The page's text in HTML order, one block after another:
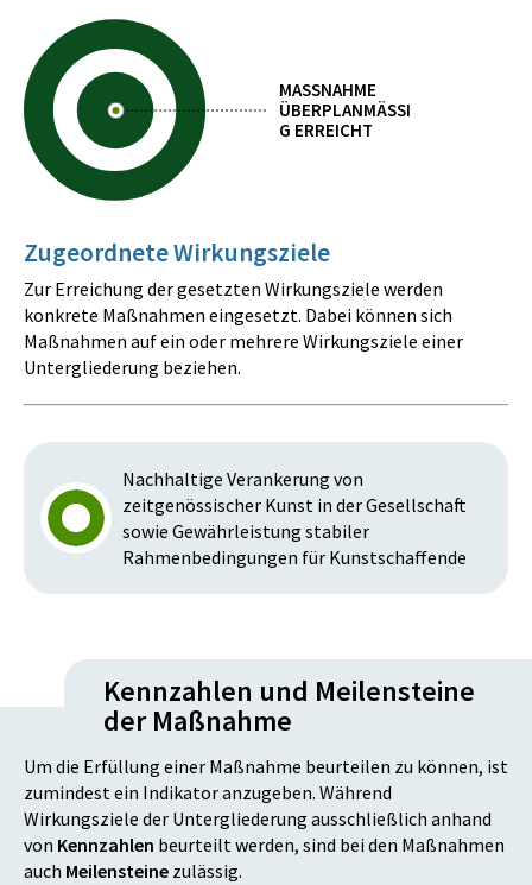
MASSNAHME
ÜBERPLANMÄSSIG
ERREICHT
Zugeordnete Wirkungsziele
Zur Erreichung der gesetzten Wirkungsziele werden
konkrete Maßnahmen eingesetzt. Dabei können sich
Maßnahmen auf ein oder mehrere Wirkungsziele einer
Untergliederung beziehen.
Nachhaltige Verankerung von
zeitgenössischer Kunst in der Gesellschaft
sowie Gewährleistung stabiler
Rahmenbedingungen für Kunstschaffende
Kennzahlen und Meilensteine
der Maßnahme
Um die Erfüllung einer Maßnahme beurteilen zu können, ist
zumindest ein Indikator anzugeben. Während
Wirkungsziele der Untergliederung ausschließlich anhand
von Kennzahlen beurteilt werden, sind bei den Maßnahmen
auch Meilensteine zulässig.